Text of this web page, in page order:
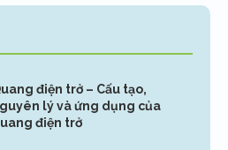
điện trở – Cấu tạo,
lý và ứng dụng của
điện trở